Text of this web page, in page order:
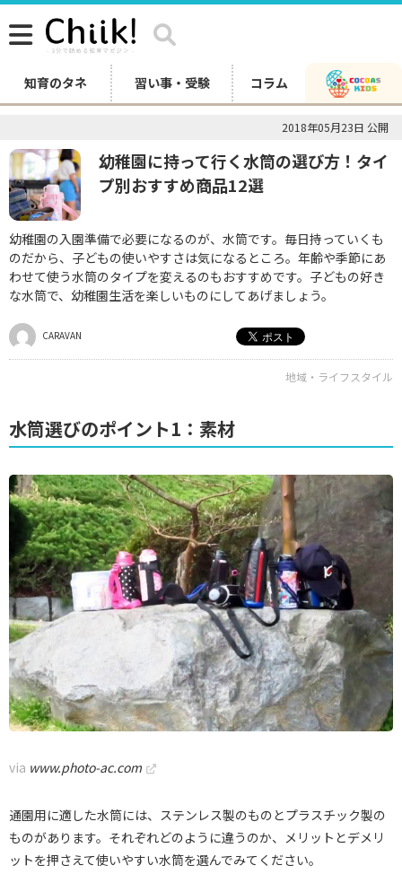
知育のタネ 習い事・受験 コラム
2018年05月23日 公開
幼稚園に持って行く水筒の選び方！タイ
プ別おすすめ商品12選
幼稚園の入園準備で必要になるのが、水筒です。毎日持っていくも
のだから、子どもの使いやすさは気になるところ。年齢や季節にあ
わせて使う水筒のタイプを変えるのもおすすめです。子どもの好き
な水筒で、幼稚園生活を楽しいものにしてあげましょう。
CARAVAN
地域・ライフスタイル
水筒選びのポイント1：素材
via www.photo-ac.com
通園用に適した水筒には、ステンレス製のものとプラスチック製の
ものがあります。それぞれどのように違うのか、メリットとデメリ
ットを押さえて使いやすい水筒を選んでみてください。